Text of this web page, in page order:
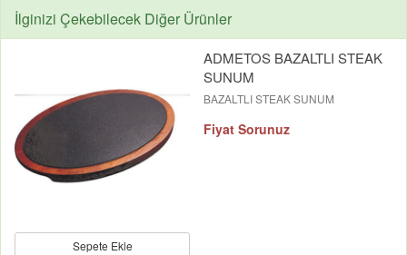
İlginizi Çekebilecek Diğer Ürünler
Sepete Ekle
ADMETOS BAZALTLI STEAK
SUNUM
BAZALTLI STEAK SUNUM
Fiyat Sorunuz